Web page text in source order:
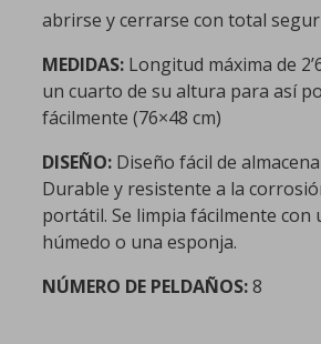
abrirse y cerrarse con total
MEDIDAS: Longitud máxima de
un cuarto de su altura para así
fácilmente (76×48 cm)
DISEÑO: Diseño fácil de
Durable y resistente a la
portátil. Se limpia fácilmente con
húmedo o una esponja.
NÚMERO DE PELDAÑOS:8